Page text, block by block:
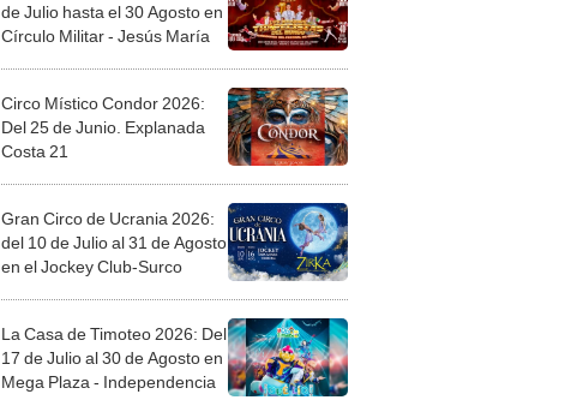
de Julio hasta el 30 Agosto en
Círculo Militar - Jesús María
Circo Místico Condor 2026:
Del 25 de Junio. Explanada
Costa 21
Gran Circo de Ucrania 2026:
del 10 de Julio al 31 de Agosto
en el Jockey Club-Surco
La Casa de Timoteo 2026: Del
17 de Julio al 30 de Agosto en
Mega Plaza - Independencia